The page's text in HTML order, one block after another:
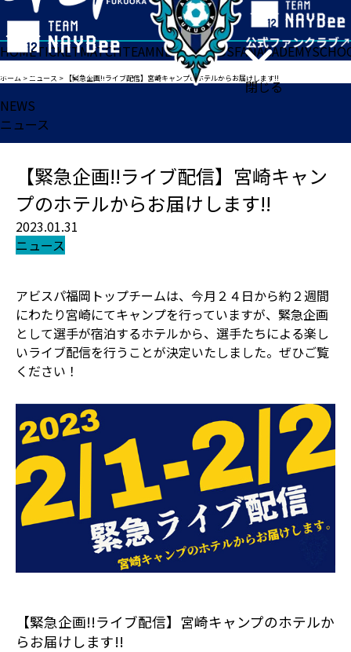
閉じる
HOMETICKETMATCHTEAMNEWSGOODSFANACADEMY
ホーム >ニュース > 【緊急企画!!ライブ配信】宮崎キャンプのホテルからお届けします!!
NEWS
ニュース
【緊急企画!!ライブ配信】宮崎キャン
プのホテルからお届けします!!
2023.01.31
ニュース
アビスパ福岡トップチームは、今月２４日から約２週間
にわたり宮崎にてキャンプを行っていますが、緊急企画
として選手が宿泊するホテルから、選手たちによる楽し
いライブ配信を行うことが決定いたしました。ぜひご覧
ください！
【緊急企画!!ライブ配信】宮崎キャンプのホテルか
らお届けします!!